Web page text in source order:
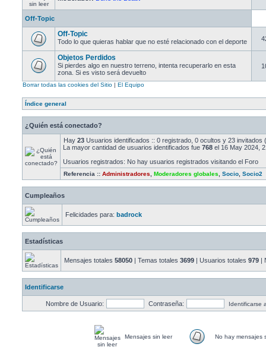
Off-Topic
Off-Topic
Todo lo que quieras hablar que no esté relacionado con el deporte
Objetos Perdidos
Si pierdes algo en nuestro terreno, intenta recuperarlo en esta
zona. Si es visto será devuelto
Borrar todas las cookies del Sitio | El Equipo
Índice general
¿Quién está conectado?
Hay 23 Usuarios identificados :: 0 registrado, 0 ocultos y 23
La mayor cantidad de usuarios identificados fue 768 el 16 May 2024,
Usuarios registrados: No hay usuarios registrados visitando el Foro
Referencia :: Administradores Moderadores globales Socio Socio2
Cumpleaños
Felicidades para: badrock
Estadísticas
Mensajes totales 58050 | Temas totales 3699 | Usuarios totales 979 |
Identificarse
Nombre de Usuario: Contraseña: Identificarse
Mensajes sin leer No hay mensajes